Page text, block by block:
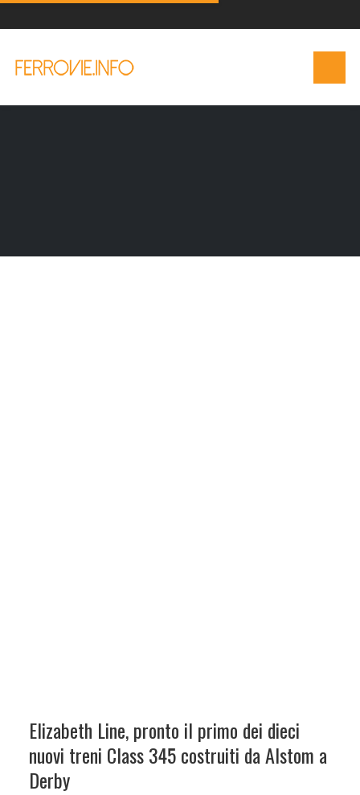
Elizabeth Line, pronto il primo dei dieci
nuovi treni Class 345 costruiti da Alstom a
Derby